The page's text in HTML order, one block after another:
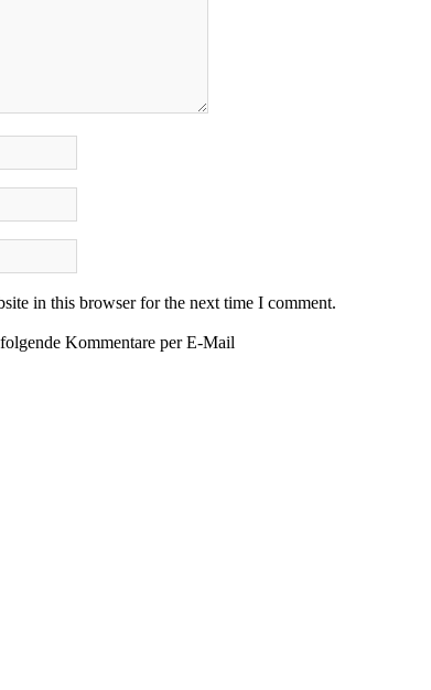
in this browser for the next time I comment.
Kommentare per E-Mail